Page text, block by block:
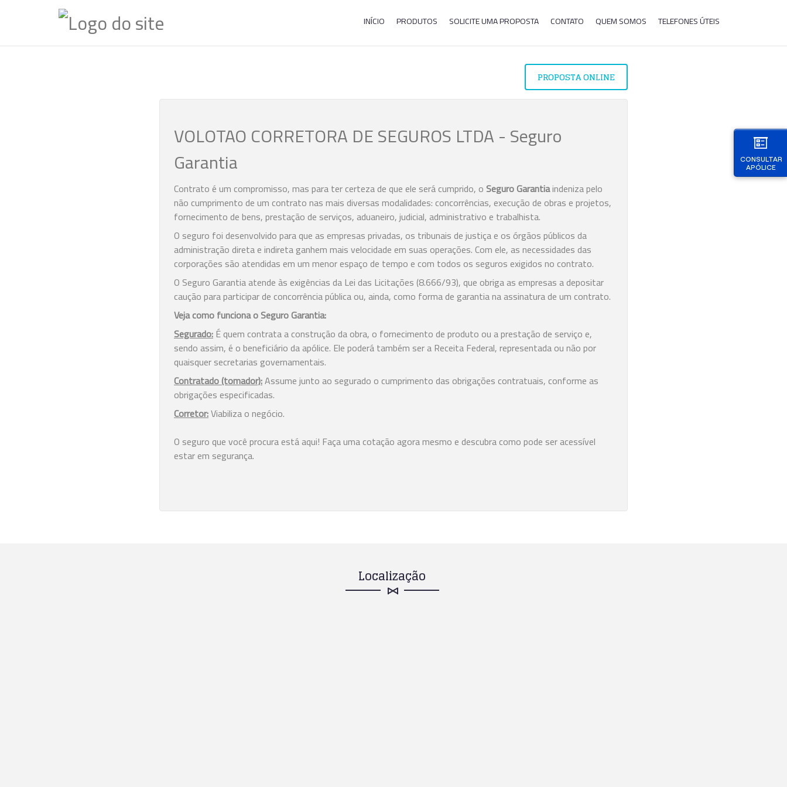
CONSULTAR
APÓLICE
INÍCIO PRODUTOS SOLICITE UMA PROPOSTA CONTATO QUEM SOMOS TELEFONES ÚTEIS
PROPOSTA ONLINE
VOLOTAO CORRETORA DE SEGUROS LTDA - Seguro
Garantia
Contrato é um compromisso, mas para ter certeza de que ele será cumprido, o Seguro Garantiaindeniza pelo
não cumprimento de um contrato nas mais diversas modalidades: concorrências, execução de obras e projetos,
fornecimento de bens, prestação de serviços, aduaneiro, judicial, administrativo e trabalhista.
O seguro foi desenvolvido para que as empresas privadas, os tribunais de justiça e os órgãos públicos da
administração direta e indireta ganhem mais velocidade em suas operações. Com ele, as necessidades das
corporações são atendidas em um menor espaço de tempo e com todos os seguros exigidos no contrato.
O Seguro Garantia atende às exigências da Lei das Licitações (8.666/93), que obriga as empresas a depositar
caução para participar de concorrência pública ou, ainda, como forma de garantia na assinatura de um contrato.
Veja como funciona o Seguro Garantia:
Segurado:É quem contrata a construção da obra, o fornecimento de produto ou a prestação de serviço e,
sendo assim, é o beneficiário da apólice. Ele poderá também ser a Receita Federal, representada ou não por
quaisquer secretarias governamentais.
Contratado (tomador):Assume junto ao segurado o cumprimento das obrigações contratuais, conforme as
obrigações especificadas.
Corretor:Viabiliza o negócio.
O seguro que você procura está aqui! Faça uma cotação agora mesmo e descubra como pode ser acessível
estar em segurança.
Localização